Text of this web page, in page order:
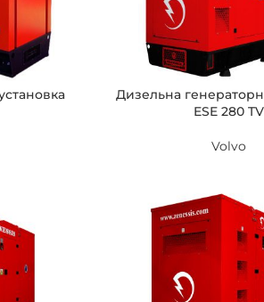
Дизельна
ESE 280 TV
Volvo